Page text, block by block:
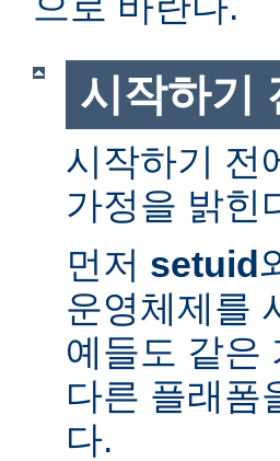
시작하기
시작하기 전
가정을 밝힌
먼저 setuid
운영체제를
예들도 같은
다른 플래폼
다.